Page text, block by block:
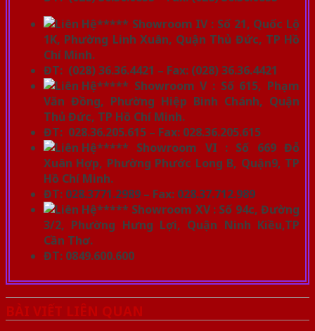
***** Showroom IV : Số 21, Quốc Lộ
1K, Phường Linh Xuân, Quận Thủ Đức, TP Hồ
Chí Minh.
ĐT: (028) 36.36.4421 – Fax: (028) 36.36.4421
***** Showroom V : Số 615, Phạm
Văn Đồng, Phường Hiệp Bình Chánh, Quận
Thủ Đức, TP Hồ Chí Minh.
ĐT: 028.36.205.615 – Fax: 028.36.205.615
***** Showroom VI : Số 669 Đỗ
Xuân Hợp, Phường Phước Long B, Quận9, TP
Hồ Chí Minh.
ĐT: 028.3771.2989 – Fax: 028.37.712.989
***** Showroom XV : Số 94c, Đường
3/2, Phường Hưng Lợi, Quận Ninh Kiều,TP
Cần Thơ.
ĐT: 0849.600.600
BÀI VIẾT LIÊN QUAN